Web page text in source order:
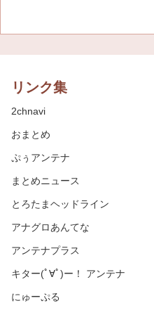
リンク集
2chnavi
おまとめ
ぷぅアンテナ
まとめニュース
とろたまヘッドライン
アナグロあんてな
アンテナプラス
キター(ﾟ∀ﾟ)ー！ アンテナ
にゅーぷる